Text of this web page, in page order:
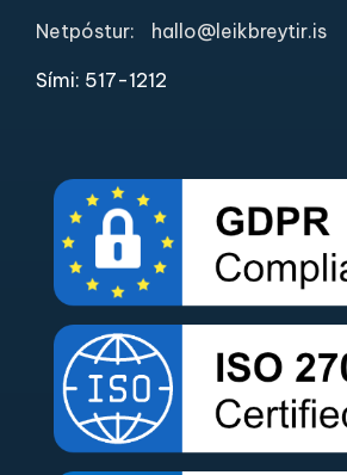
Netpóstur: hallo@leikbreytir.is
Sími: 517-1212​